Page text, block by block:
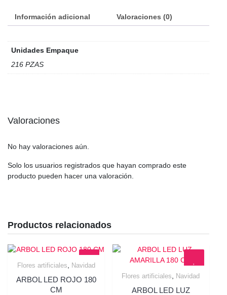
Información adicional Valoraciones (0)
Unidades Empaque
216 PZAS
Valoraciones
No hay valoraciones aún.
Solo los usuarios registrados que hayan comprado este
producto pueden hacer una valoración.
Productos relacionados
Flores artificiales, Navidad
ARBOL LED ROJO 180
CM
Flores artificiales, Navidad
ARBOL LED LUZ